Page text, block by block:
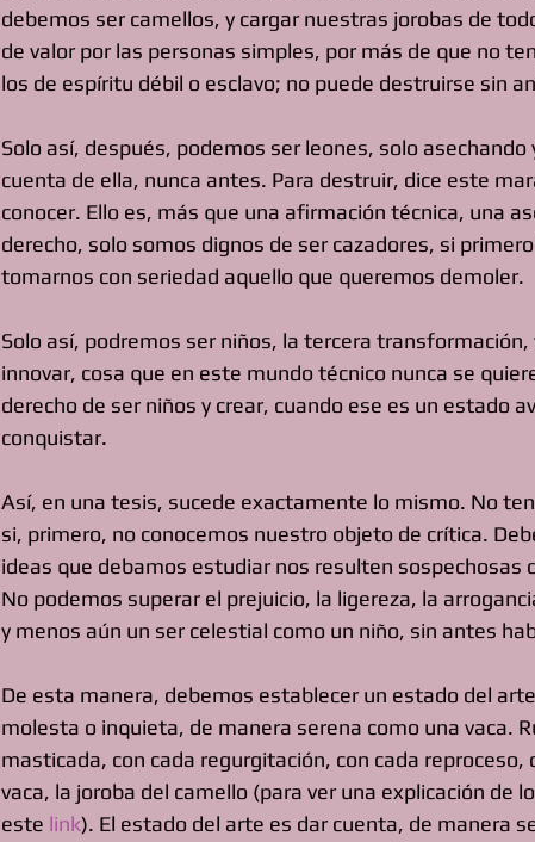
debemos ser camellos, y cargar nuestras jorobas de
de valor por las personas simples, por más de que no
los de espíritu débil o esclavo; no puede destruirse sin
Solo así, después, podemos ser leones, solo
cuenta de ella, nunca antes. Para destruir, dice este
conocer. Ello es, más que una afirmación técnica, una
derecho, solo somos dignos de ser cazadores, si
tomarnos con seriedad aquello que queremos demoler.
Solo así, podremos ser niños, la tercera
innovar, cosa que en este mundo técnico nunca se
derecho de ser niños y crear, cuando ese es un estado
conquistar.
Así, en una tesis, sucede exactamente lo mismo. No
si, primero, no conocemos nuestro objeto de crítica.
ideas que debamos estudiar nos resulten sospechosas
No podemos superar el prejuicio, la ligereza, la
y menos aún un ser celestial como un niño, sin antes
De esta manera, debemos establecer un estado del
molesta o inquieta, de manera serena como una vaca.
masticada, con cada regurgitación, con cada
vaca, la joroba del camello (para ver una explicación de
este link). El estado del arte es dar cuenta, de manera